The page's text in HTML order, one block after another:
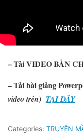
– Tải VIDEO BẢN
–Tảibài giảng
video trên) TẠI ĐÂY
Categories: TRUYỆN